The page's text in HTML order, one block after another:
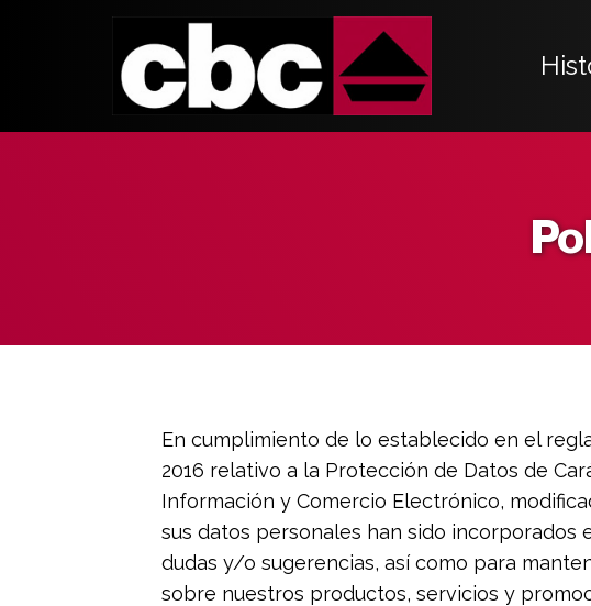
En cumplimiento de lo establecido en el
2016 relativo a la Protección de Datos de
Información y Comercio Electrónico,
sus datos personales han sido incorporados
dudas y/o sugerencias, así como para
sobre nuestros productos, servicios y